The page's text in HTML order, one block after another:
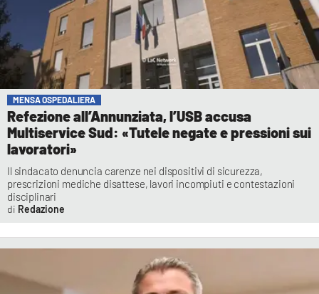
MENSA OSPEDALIERA
Refezione all’Annunziata, l’USB accusa
Multiservice Sud: «Tutele negate e pressioni sui
lavoratori»
Il sindacato denuncia carenze nei dispositivi di sicurezza,
prescrizioni mediche disattese, lavori incompiuti e contestazioni
disciplinari
Redazione